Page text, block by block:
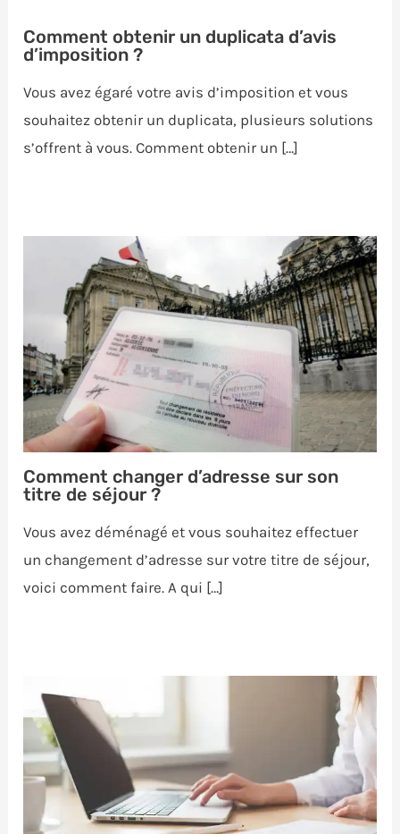
Comment obtenir un duplicata d’avis
d’imposition ?
Vous avez égaré votre avis d’imposition et vous
souhaitez obtenir un duplicata, plusieurs solutions
s’offrent à vous. Comment obtenir un […]
Comment changer d’adresse sur son
titre de séjour ?
Vous avez déménagé et vous souhaitez effectuer
un changement d’adresse sur votre titre de séjour,
voici comment faire. A qui […]